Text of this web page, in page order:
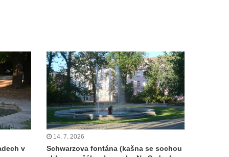
v
14. 7. 2026
Schwarzova fontána (kašna se sochou